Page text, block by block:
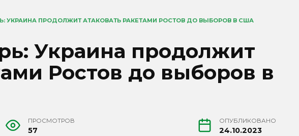
УКРАИНА ПРОДОЛЖИТ АТАКОВАТЬ РАКЕТАМИ РОСТОВ ДО ВЫБОРОВ В США
Украина продолжит
Ростов до выборов в
ПРОСМОТРОВ
57
ОПУБЛИКОВАНО
24.10.2023